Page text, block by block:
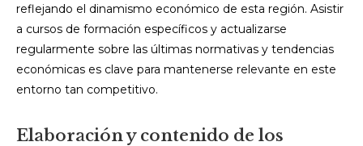
reflejando el dinamismo económico de esta región. Asistir
a cursos de formación específicos y actualizarse
regularmente sobre las últimas normativas y tendencias
económicas es clave para mantenerse relevante en este
entorno tan competitivo.
Elaboración y contenido de los